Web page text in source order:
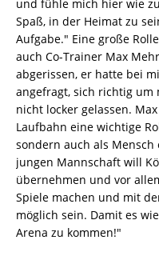
und fühle mich hier wie
Spaß, in der Heimat zu
Aufgabe." Eine große
auch Co-Trainer Max
abgerissen, er hatte bei
angefragt, sich richtig
nicht locker gelassen.
Laufbahn eine wichtige
sondern auch als
jungen Mannschaft will
übernehmen und vor
Spiele machen und mit
möglich sein. Damit es
Arena zu kommen!"